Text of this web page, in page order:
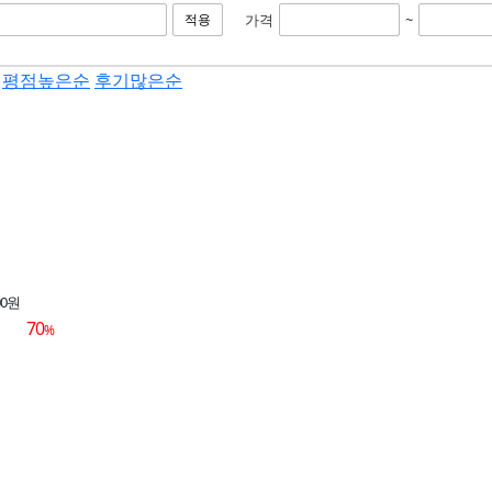
적용 가격 ~
평점높은순 후기많은순
원
70%